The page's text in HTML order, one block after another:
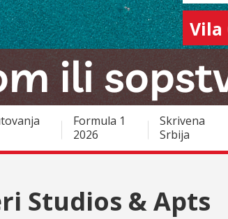
Vila
Formula 1
2026
Skrivena
Srbija
Studios & Apts